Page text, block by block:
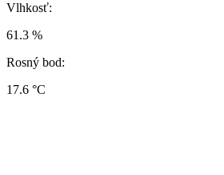
Vlhkosť:
61.3 %
Rosný bod:
17.6 °C